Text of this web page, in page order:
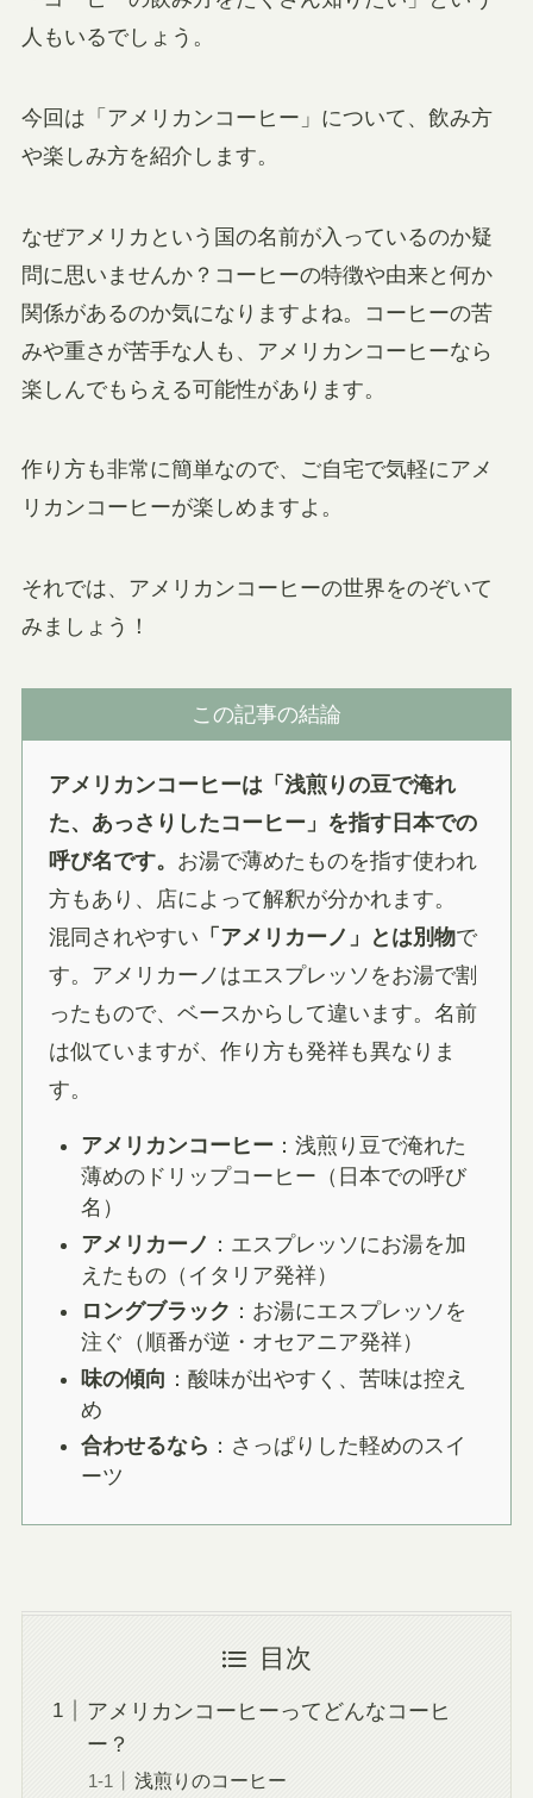
人もいるでしょう。
今回は「アメリカンコーヒー」について、飲み方
や楽しみ方を紹介します。
なぜアメリカという国の名前が入っているのか疑
問に思いませんか？コーヒーの特徴や由来と何か
関係があるのか気になりますよね。
コーヒーの苦
みや重さが苦手な人 も、アメリカンコーヒーなら
楽しんでもらえる可能性があります。
作り方も非常に簡単なので、ご自宅で気軽にアメ
リカンコーヒーが楽しめますよ。
それでは、アメリカンコーヒーの世界をのぞいて
みましょう！
この記事の結論
アメリカンコーヒーは「浅煎りの豆で淹れ
た、あっさりしたコーヒー」を指す日本での
呼び名です。 お湯で薄めたものを指す使われ
方もあり、店によって解釈が分かれます。
混同されやすい 「アメリカーノ」とは別物で
す。アメリカーノはエスプレッソをお湯で割
ったもので、ベースからして違います。名前
は似ていますが、作り方も発祥も異なりま
す。
アメリカンコーヒー ：浅煎り豆で淹れた
薄めのドリップコーヒー（日本での呼び
名）
アメリカーノ ：エスプレッソにお湯を加
えたもの（イタリア発祥）
ロングブラック ：お湯にエスプレッソを
注ぐ（順番が逆・オセアニア発祥）
味の傾向 ：酸味が出やすく、苦味は控え
め
合わせるなら ：さっぱりした軽めのスイ
ーツ
目次
アメリカンコーヒーってどんなコーヒ
ー？
浅煎りのコーヒー